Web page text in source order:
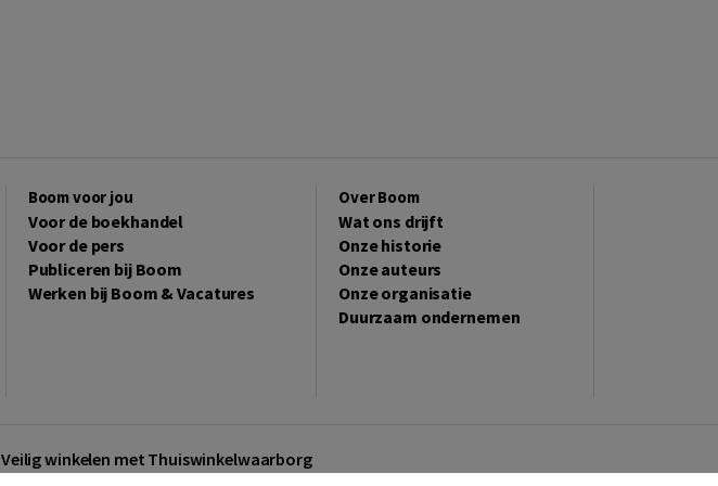
Boom voor jou
Voor de boekhandel
Voor de pers
Publiceren bij Boom
Werken bij Boom & Vacatures
Over Boom
Wat ons drijft
Onze historie
Onze auteurs
Onze organisatie
Duurzaam ondernemen
Veilig winkelen met Thuiswinkelwaarborg